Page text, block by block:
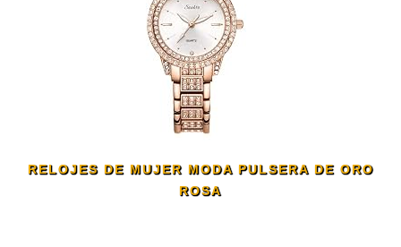
RELOJES DE MUJER MODA PULSERA DE ORO
ROSA